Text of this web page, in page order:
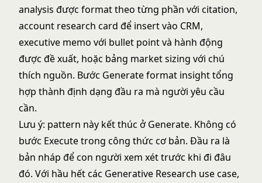
analysis được format theo từng phần với citation,
account research card để insert vào CRM,
executive memo với bullet point và hành động
được đề xuất, hoặc bảng market sizing với chú
thích nguồn. Bước Generate format insight tổng
hợp thành định dạng đầu ra mà người yêu cầu
cần.
Lưu ý: pattern này kết thúc ở Generate. Không có
bước Execute trong công thức cơ bản. Đầu ra là
bản nháp để con người xem xét trước khi đi đâu
đó. Với hầu hết các Generative Research use case,